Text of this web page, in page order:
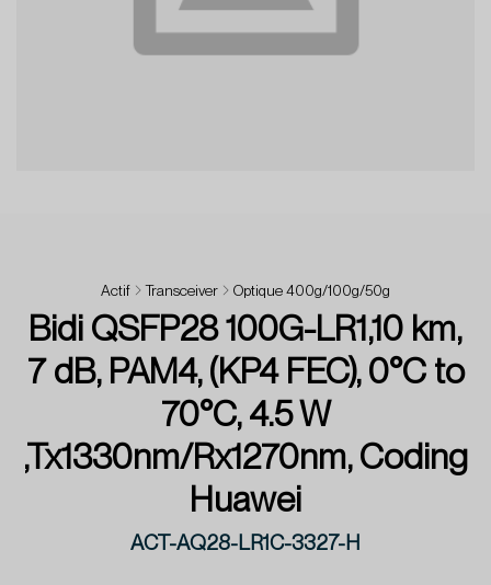
Actif Transceiver Optique 400g/100g/50g
Bidi QSFP28 100G-LR1,10 km,
7 dB, PAM4, (KP4 FEC), 0°C to
70°C, 4.5 W
,Tx1330nm/Rx1270nm, Coding
Huawei
ACT-AQ28-LR1C-3327-H